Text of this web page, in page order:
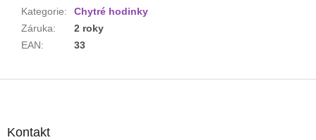
Kategorie:
Chytré hodinky
Záruka:
2 roky
EAN: 33
Kontakt